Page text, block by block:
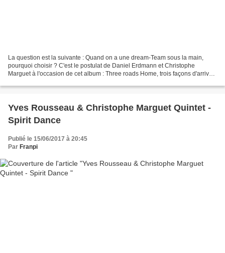
La question est la suivante : Quand on a une dream-Team sous la main,
pourquoi choisir ? C'est le postulat de Daniel Erdmann et Christophe
Marguet à l'occasion de cet album : Three roads Home, trois façons d'arriver
Yves Rousseau & Christophe Marguet Quintet -
Spirit Dance
Publié le 15/06/2017 à 20:45
Par Franpi